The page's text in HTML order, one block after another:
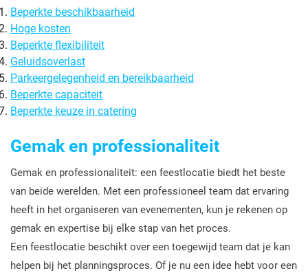
Beperkte beschikbaarheid
Hoge kosten
Beperkte flexibiliteit
Geluidsoverlast
Parkeergelegenheid en bereikbaarheid
Beperkte capaciteit
Beperkte keuze in catering
Gemak en professionaliteit
Gemak en professionaliteit: een feestlocatie biedt het beste
van beide werelden. Met een professioneel team dat ervaring
heeft in het organiseren van evenementen, kun je rekenen op
gemak en expertise bij elke stap van het proces.
Een feestlocatie beschikt over een toegewijd team dat je kan
helpen bij het planningsproces. Of je nu een idee hebt voor een